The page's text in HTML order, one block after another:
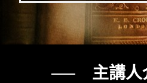
── 主講